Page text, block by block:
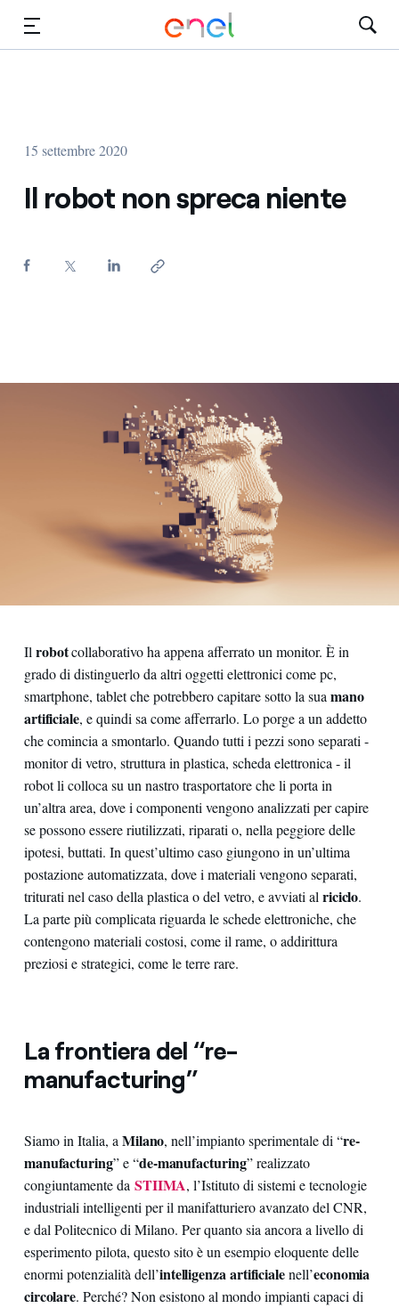
15 settembre 2020
Il robot non spreca niente
Il robotcollaborativo ha appena afferrato un monitor. È in
grado di distinguerlo da altri oggetti elettronici come pc,
smartphone, tablet che potrebbero capitare sotto la sua mano
artificiale, e quindi sa come afferrarlo. Lo porge a un addetto
che comincia a smontarlo. Quando tutti i pezzi sono separati -
monitor di vetro, struttura in plastica, scheda elettronica - il
robot li colloca su un nastro trasportatore che li porta in
un’altra area, dove i componenti vengono analizzati per capire
se possono essere riutilizzati, riparati o, nella peggiore delle
ipotesi, buttati. In quest’ultimo caso giungono in un’ultima
postazione automatizzata, dove i materiali vengono separati,
triturati nel caso della plastica o del vetro, e avviati al riciclo.
La parte più complicata riguarda le schede elettroniche, che
contengono materiali costosi, come il rame, o addirittura
preziosi e strategici, come le terre rare.
La frontiera del “re-
manufacturing”
Siamo in Italia, aMilano, nell’impianto sperimentale di “re-
manufacturing” e “de-manufacturing” realizzato
congiuntamente da STIIMA, l’Istituto di sistemi e tecnologie
industriali intelligenti per il manifatturiero avanzato del CNR,
e dal Politecnico di Milano. Per quanto sia ancora a livello di
esperimento pilota, questo sito è un esempio eloquente delle
enormi potenzialità dell’intelligenza artificialenell’economia
circolare. Perché? Non esistono al mondo impianti capaci di